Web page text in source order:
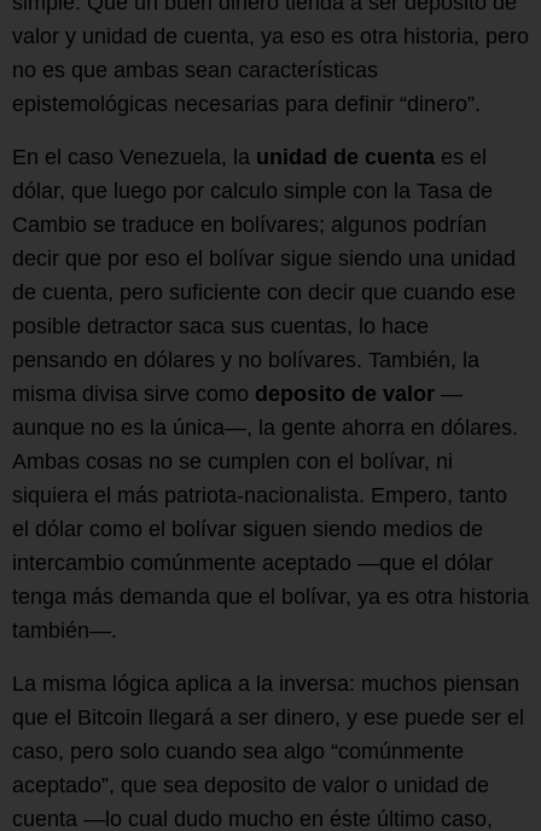
valor y unidad de cuenta, ya eso es otra historia, pero
no es que ambas sean características
epistemológicas necesarias para definir “dinero”.
En el caso Venezuela, la unidad de cuenta es el
dólar, que luego por calculo simple con la Tasa de
Cambio se traduce en bolívares; algunos podrían
decir que por eso el bolívar sigue siendo una unidad
de cuenta, pero suficiente con decir que cuando ese
posible detractor saca sus cuentas, lo hace
pensando en dólares y no bolívares. También, la
misma divisa sirve como deposito de valor —
aunque no es la única—, la gente ahorra en dólares.
Ambas cosas no se cumplen con el bolívar, ni
siquiera el más patriota-nacionalista. Empero, tanto
el dólar como el bolívar siguen siendo medios de
intercambio comúnmente aceptado —que el dólar
tenga más demanda que el bolívar, ya es otra historia
también—.
La misma lógica aplica a la inversa: muchos piensan
que el Bitcoin llegará a ser dinero, y ese puede ser el
caso, pero solo cuando sea algo “comúnmente
aceptado”, que sea deposito de valor o unidad de
cuenta —lo cual dudo mucho en éste último caso,